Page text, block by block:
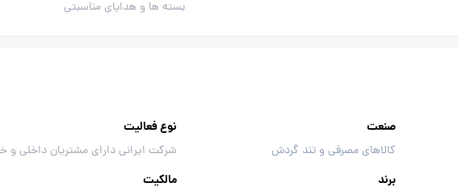
بسته ها و هدایای مناسبتی
صنعت
کالاهای مصرفی و تند گردش
نوع فعالیت
شرکت ایرانی دارای مشتریان داخلی و
برند مالکیت